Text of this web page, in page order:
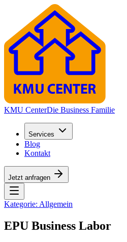
KMU CenterDie Business Familie
Services
Blog
Kontakt
Jetzt anfragen
Kategorie: Allgemein
EPU Business Labor